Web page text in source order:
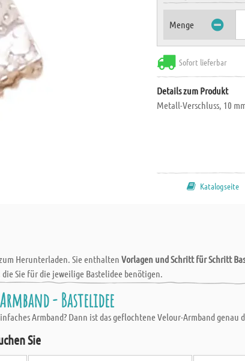
Menge
Sofort lieferbar
Details zum Produkt
Metall-Verschluss, 10
Katalogseite
Herunterladen. Sie enthalten Vorlagen und Schritt für Schritt
Sie für die jeweilige Bastelidee benötigen.
- Bastelidee
Armband? Dann ist das geflochtene Velour-Armband genau
Sie